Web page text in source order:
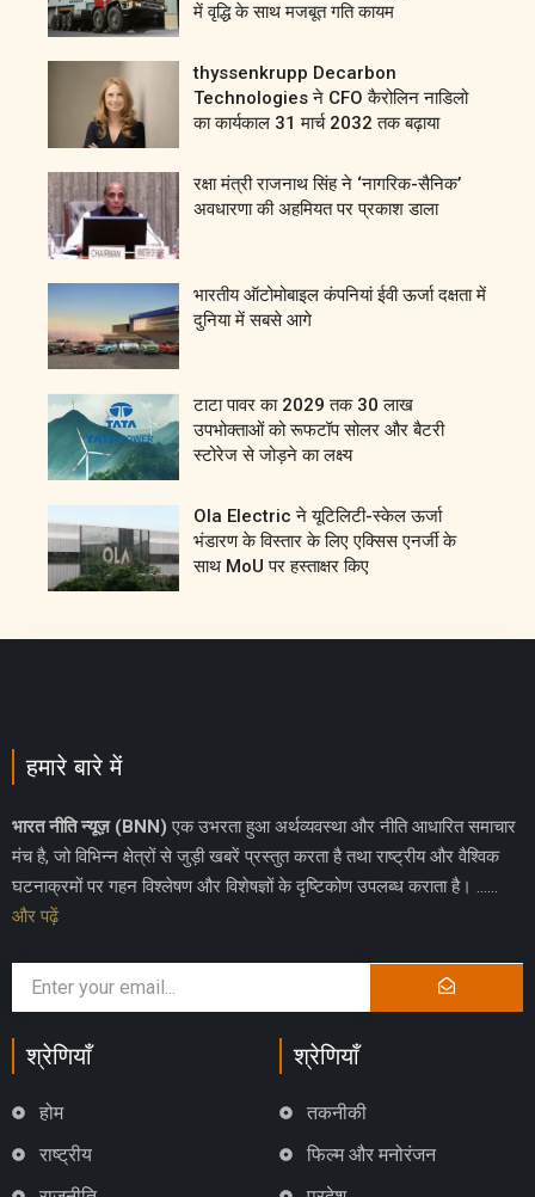
में वृद्धि के साथ मजबूत गति कायम
thyssenkrupp Decarbon
Technologies ने CFO कैरोलिन नाडिलो
का कार्यकाल 31 मार्च 2032 तक बढ़ाया
रक्षा मंत्री राजनाथ सिंह ने ‘नागरिक-सैनिक’
अवधारणा की अहमियत पर प्रकाश डाला
भारतीय ऑटोमोबाइल कंपनियां ईवी ऊर्जा दक्षता में
दुनिया में सबसे आगे
टाटा पावर का 2029 तक 30 लाख
उपभोक्ताओं को रूफटॉप सोलर और बैटरी
स्टोरेज से जोड़ने का लक्ष्य
Ola Electric ने यूटिलिटी-स्केल ऊर्जा
भंडारण के विस्तार के लिए एक्सिस एनर्जी के
साथ MoU पर हस्ताक्षर किए
हमारे बारे में
भारत नीति न्यूज़ (BNN) एक उभरता हुआ अर्थव्यवस्था और नीति आधारित समाचार
मंच है, जो विभिन्न क्षेत्रों से जुड़ी खबरें प्रस्तुत करता है तथा राष्ट्रीय और वैश्विक
घटनाक्रमों पर गहन विश्लेषण और विशेषज्ञों के दृष्टिकोण उपलब्ध कराता है। ……
और पढ़ें
श्रेणियाँ
होम
राष्ट्रीय
श्रेणियाँ
तकनीकी
फिल्म और मनोरंजन